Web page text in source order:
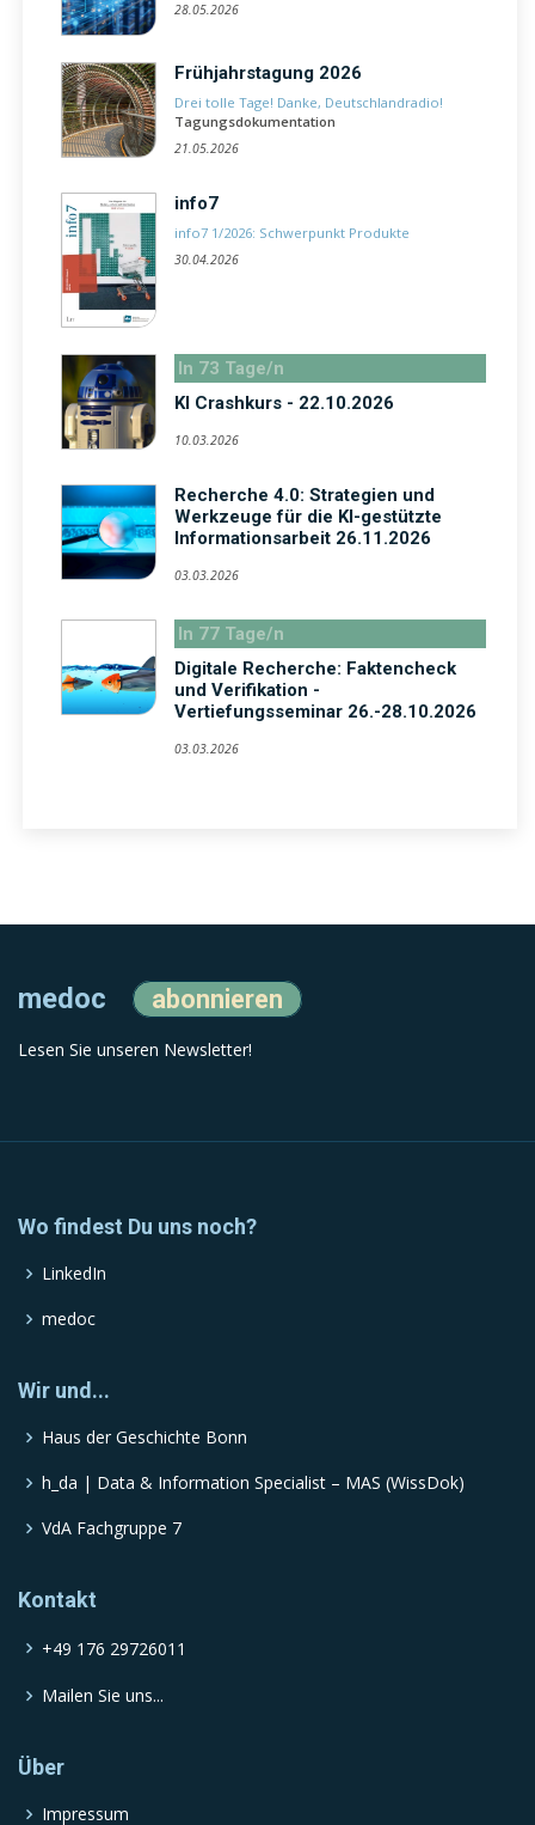
28.05.2026
Frühjahrstagung 2026
Drei tolle Tage! Danke, Deutschlandradio!
Tagungsdokumentation
21.05.2026
info7
info7 1/2026: Schwerpunkt Produkte
30.04.2026
In 73 Tage/n
KI Crashkurs - 22.10.2026
10.03.2026
Recherche 4.0: Strategien und
Werkzeuge für die KI-gestützte
Informationsarbeit 26.11.2026
03.03.2026
In 77 Tage/n
Digitale Recherche: Faktencheck
und Verifikation -
Vertiefungsseminar 26.-28.10.2026
03.03.2026
medoc abonnieren
Lesen Sie unseren Newsletter!
Wo findest Du uns noch?
LinkedIn
medoc
Wir und...
Haus der Geschichte Bonn
h_da | Data & Information Specialist – MAS (WissDok)
VdA Fachgruppe 7
Kontakt
+49 176 29726011
Mailen Sie uns...
Über
Impressum